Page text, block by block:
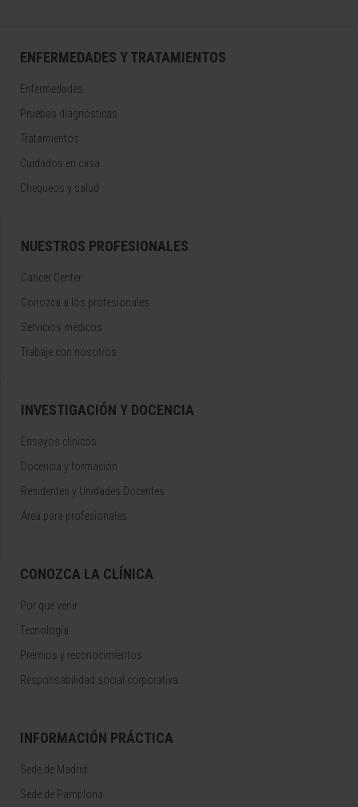
ENFERMEDADES Y TRATAMIENTOS
Enfermedades
Pruebas diagnósticas
Tratamientos
Cuidados en casa
Chequeos y salud
NUESTROS PROFESIONALES
Cancer Center
Conozca a los profesionales
Servicios médicos
Trabaje con nosotros
INVESTIGACIÓN Y DOCENCIA
Ensayos clínicos
Docencia y formación
Residentes y Unidades Docentes
Área para profesionales
CONOZCA LA CLÍNICA
Por qué venir
Tecnología
Premios y reconocimientos
Responsabilidad social corporativa
INFORMACIÓN PRÁCTICA
Sede de Madrid
Sede de Pamplona